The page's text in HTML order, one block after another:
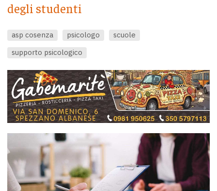
degli studenti
asp cosenza psicologo
scuole
supporto psicologico